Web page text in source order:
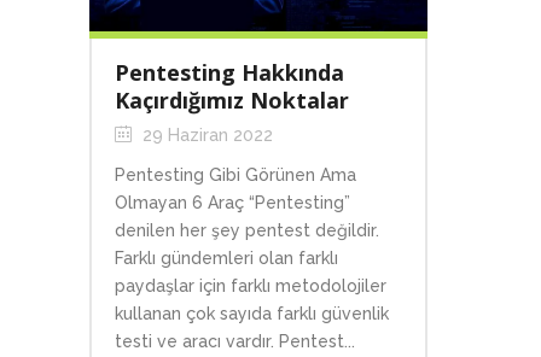
Pentesting Hakkında
Kaçırdığımız Noktalar
29 Haziran 2022
Pentesting Gibi Görünen Ama
Olmayan 6 Araç “Pentesting”
denilen her şey pentest değildir.
Farklı gündemleri olan farklı
paydaşlar için farklı metodolojiler
kullanan çok sayıda farklı güvenlik
testi ve aracı vardır. Pentest...